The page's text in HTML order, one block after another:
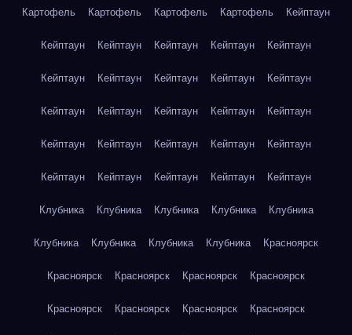
Картофель Картофель Картофель Картофель Кейптаун
Кейптаун Кейптаун Кейптаун Кейптаун Кейптаун
Кейптаун Кейптаун Кейптаун Кейптаун Кейптаун
Кейптаун Кейптаун Кейптаун Кейптаун Кейптаун
Кейптаун Кейптаун Кейптаун Кейптаун Кейптаун
Кейптаун Кейптаун Кейптаун Кейптаун Кейптаун
Клубника Клубника Клубника Клубника Клубника
Клубника Клубника Клубника Клубника Красноярск
Красноярск Красноярск Красноярск Красноярск
Красноярск Красноярск Красноярск Красноярск